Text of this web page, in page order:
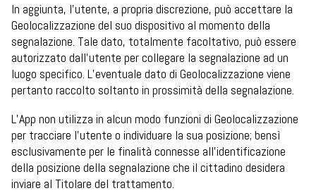
In aggiunta, l’utente, a propria discrezione, può accettare la
Geolocalizzazione del suo dispositivo al momento della
segnalazione. Tale dato, totalmente facoltativo, può essere
autorizzato dall’utente per collegare la segnalazione ad un
luogo specifico. L’eventuale dato di Geolocalizzazione viene
pertanto raccolto soltanto in prossimità della segnalazione.
L’App non utilizza in alcun modo funzioni di Geolocalizzazione
per tracciare l’utente o individuare la sua posizione; bensì
esclusivamente per le finalità connesse all’identificazione
della posizione della segnalazione che il cittadino desidera
inviare al Titolare del trattamento.